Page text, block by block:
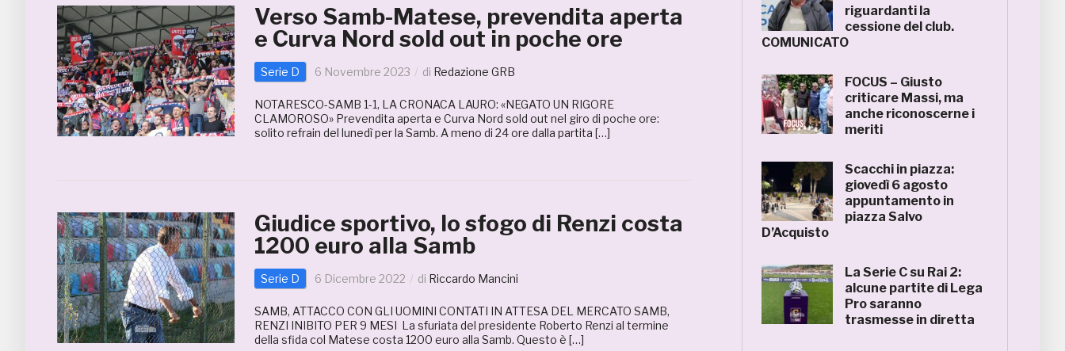
Verso Samb-Matese, prevendita aperta
e Curva Nord sold out in poche ore
Serie D 6 Novembre 2023 di Redazione GRB
NOTARESCO-SAMB 1-1, LA CRONACA LAURO: «NEGATO UN RIGORE
CLAMOROSO» Prevendita aperta e Curva Nord sold out nel giro di poche ore:
solito refrain del lunedì per la Samb. A meno di 24 ore dalla partita […]
Giudice sportivo, lo sfogo di Renzi costa
1200 euro alla Samb
Serie D 6 Dicembre 2022 di Riccardo Mancini
SAMB, ATTACCO CON GLI UOMINI CONTATI IN ATTESA DEL MERCATO SAMB,
RENZI INIBITO PER 9 MESI La sfuriata del presidente Roberto Renzi al termine
della sfida col Matese costa 1200 euro alla Samb. Questo è […]
riguardanti la
cessione del club.
COMUNICATO
FOCUS – Giusto
criticare Massi, ma
anche riconoscerne i
meriti
Scacchi in piazza:
giovedì 6 agosto
appuntamento in
piazza Salvo
D’Acquisto
La Serie C su Rai 2:
alcune partite di Lega
Pro saranno
trasmesse in diretta